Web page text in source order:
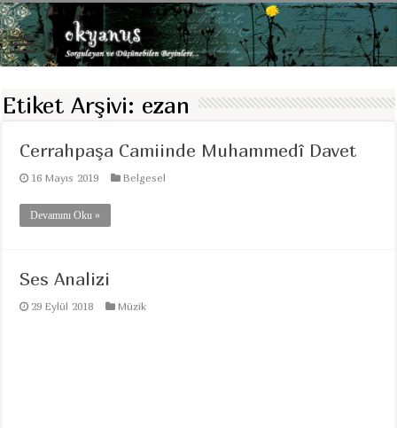
Etiket Arşivi: ezan
Cerrahpaşa Camiinde Muhammedî Davet
16 Mayıs 2019 Belgesel
Devamını Oku »
Ses Analizi
29 Eylül 2018 Müzik